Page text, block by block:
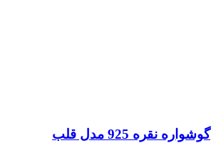
گوشواره نقره 925 مدل قلب